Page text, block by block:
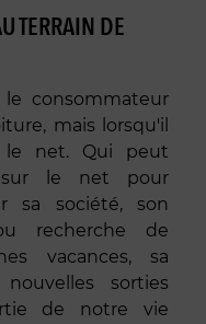
TERRAIN DE
consommateur
mais lorsqu'il
net. Qui peut
le net pour
sa société, son
recherche de
vacances, sa
sorties
de notre vie